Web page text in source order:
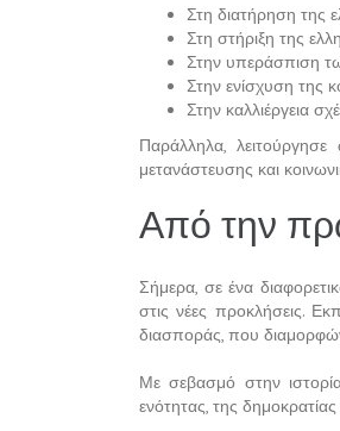
Στη διατήρηση της
Στη στήριξη της
Στην υπεράσπιση
Στην ενίσχυση της
Στην καλλιέργεια
Παράλληλα,
μετανάστευσης και
Από την
Σήμερα, σε ένα
στις νέες προκλήσεις.
διασποράς, που
Με σεβασμό στην
ενότητας, της